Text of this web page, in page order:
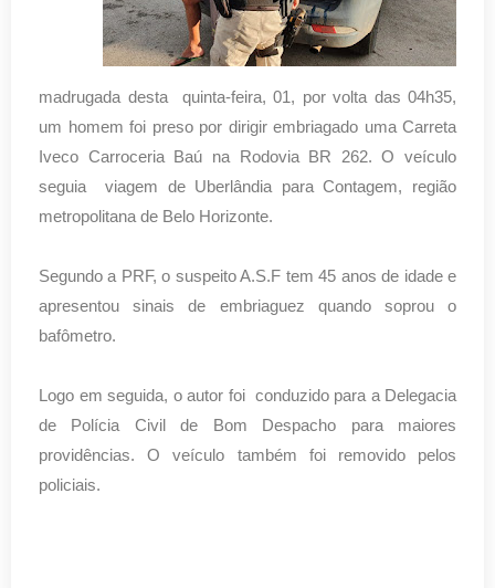
madrugada desta quinta-feira, 01, por volta das 04h35,
um homem foi preso por dirigir embriagado uma Carreta
Iveco Carroceria Baú na Rodovia BR 262. O veículo
seguia viagem de Uberlândia para Contagem, região
metropolitana de Belo Horizonte.
Segundo a PRF, o suspeito A.S.F tem 45 anos de idade e
apresentou sinais de embriaguez quando soprou o
bafômetro.
Logo em seguida, o autor foi conduzido para a Delegacia
de Polícia Civil de Bom Despacho para maiores
providências. O veículo também foi removido pelos
policiais.